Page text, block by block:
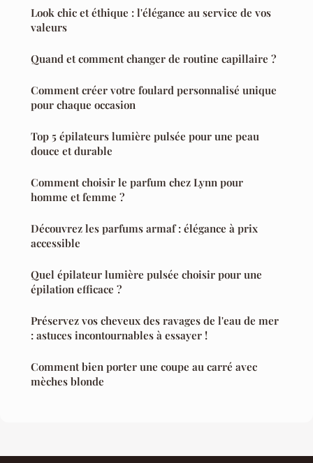
Look chic et éthique : l'élégance au service de vos
valeurs
Quand et comment changer de routine capillaire ?
Comment créer votre foulard personnalisé unique
pour chaque occasion
Top 5 épilateurs lumière pulsée pour une peau
douce et durable
Comment choisir le parfum chez Lynn pour
homme et femme ?
Découvrez les parfums armaf : élégance à prix
accessible
Quel épilateur lumière pulsée choisir pour une
épilation efficace ?
Préservez vos cheveux des ravages de l'eau de mer
: astuces incontournables à essayer !
Comment bien porter une coupe au carré avec
mèches blonde